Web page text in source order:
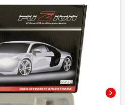
chevron_right